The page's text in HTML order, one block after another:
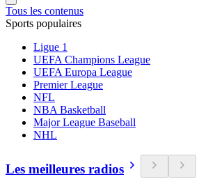
Tous les contenus
Sports populaires
Ligue 1
UEFA Champions League
UEFA Europa League
Premier League
NFL
NBA Basketball
Major League Baseball
NHL
Les meilleures radios